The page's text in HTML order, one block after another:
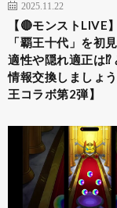
2025.11.22
【🔴モンストLIVE
「覇王十代」を初
適性や隠れ適正は⁉
情報交換しましょ
王コラボ第2弾】